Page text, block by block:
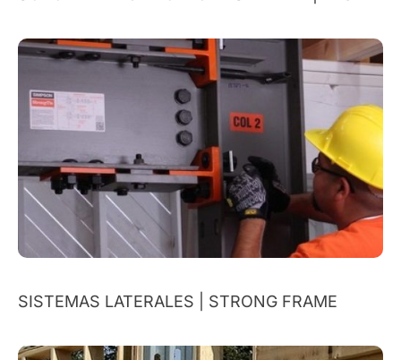
SISTEMAS LATERALES | STRONG FRAME